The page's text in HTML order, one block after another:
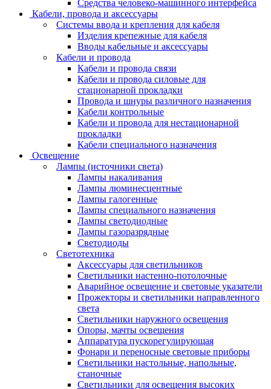
Средства человеко-машинного интерфейса
Кабели, провода и аксессуары
Системы ввода и крепления для кабеля
Изделия крепежные для кабеля
Вводы кабельные и аксессуары
Кабели и провода
Кабели и провода связи
Кабели и провода силовые для
стационарной прокладки
Провода и шнуры различного назначения
Кабели контрольные
Кабели и провода для нестационарной
прокладки
Кабели специального назначения
Освещение
Лампы (источники света)
Лампы накаливания
Лампы люминесцентные
Лампы галогенные
Лампы специального назначения
Лампы светодиодные
Лампы газоразрядные
Светодиоды
Светотехника
Аксессуары для светильников
Светильники настенно-потолочные
Аварийное освещение и световые указатели
Прожекторы и светильники направленного
света
Светильники наружного освещения
Опоры, мачты освещения
Аппаратура пускорегулирующая
Фонари и переносные световые приборы
Светильники настольные, напольные,
станочные
Светильники для освещения высоких